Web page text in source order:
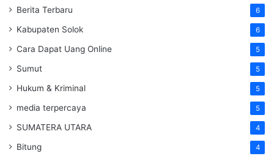
Berita Terbaru 6
Kabupaten Solok 6
Cara Dapat Uang Online 5
Sumut 5
Hukum & Kriminal 5
media terpercaya 5
SUMATERA UTARA 4
Bitung 4